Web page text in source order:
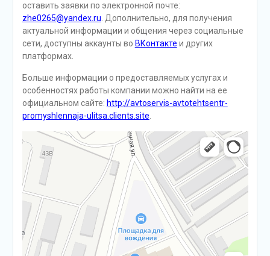
оставить заявки по электронной почте:
zhe0265@yandex.ru. Дополнительно, для получения
актуальной информации и общения через социальные
сети, доступны аккаунты во ВКонтакте и других
платформах.
Больше информации о предоставляемых услугах и
особенностях работы компании можно найти на ее
официальном сайте: http://avtoservis-avtotehtsentr-
promyshlennaja-ulitsa.clients.site.